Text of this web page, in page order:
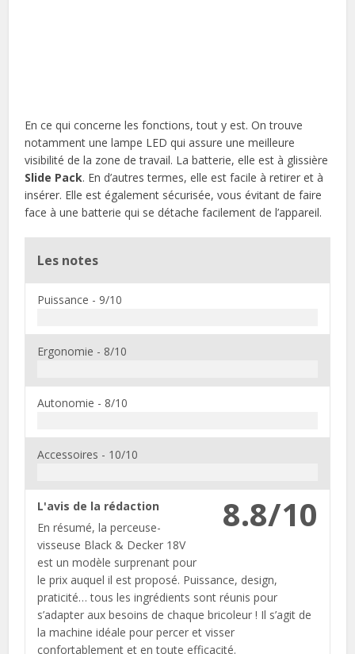
En ce qui concerne les fonctions, tout y est. On trouve
notamment une lampe LED qui assure une meilleure
visibilité de la zone de travail. La batterie, elle est à glissière
Slide Pack. En d’autres termes, elle est facile à retirer et à
insérer. Elle est également sécurisée, vous évitant de faire
face à une batterie qui se détache facilement de l’appareil.
Les notes
Puissance - 9/10
Ergonomie - 8/10
Autonomie - 8/10
Accessoires - 10/10
8.8/10
L'avis de la rédaction
En résumé, la perceuse-
visseuse Black & Decker 18V
est un modèle surprenant pour
le prix auquel il est proposé. Puissance, design,
praticité… tous les ingrédients sont réunis pour
s’adapter aux besoins de chaque bricoleur ! Il s’agit de
la machine idéale pour percer et visser
confortablement et en toute efficacité.